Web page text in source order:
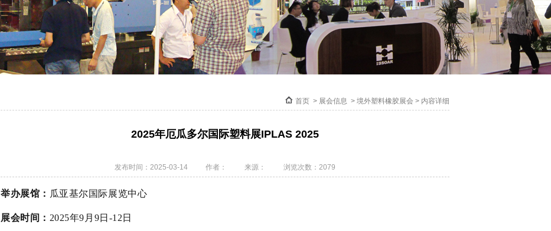
首页 > 展会信息 > 境外塑料橡胶展会 > 内容详细
2025年厄瓜多尔国际塑料展IPLAS 2025
发布时间：2025-03-14 作者： 来源： 浏览次数：2079
举办展馆： 瓜亚基尔国际展览中心
展会时间： 2025年9月9日-12日